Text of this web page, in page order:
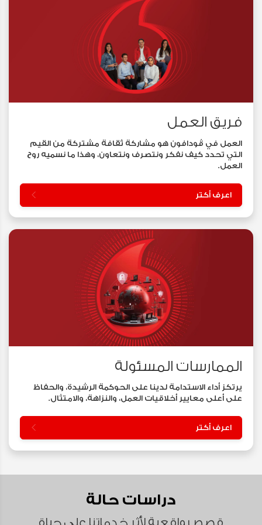
الشركة على الارتقاء بجودة حياة الملايين من
الأفراد وتحسين مستوى معيشتهم، والحد
من أوجه عدم المساواة، إلى جانب تشجيع
الابتكار وخلق فرص جديدة لدفع عجلة النمو
الاقتصادي، سعيًا للمساهمة في ترسيخ
مكانة مصر على الساحتين الإقليمية
فريق العمل
العمل في ڤودافون هو مشاركة ثقافة مشتركة من القيم
التي تحدد كيف نفكر ونتصرف ونتعاون، وهذا ما نسميه روح
العمل.
اعرف أكتر
الممارسات المسئولة
يرتكز أداء الاستدامة لدينا على الحوكمة الرشيدة، والحفاظ
على أعلى معايير أخلاقيات العمل، والنزاهة، والامتثال.
اعرف أكتر
دراسات حالة
قصص واقعية لأثر خدماتنا على حياة